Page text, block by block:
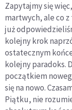
Zapytajmy się
martwych, ale co z
już
kolejny krok
ostatecznym
kolejny paradoks.
początkiem
się na nowo.
Piątku, nie